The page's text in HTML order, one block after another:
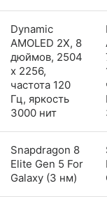
Dynamic
AMOLED 2X, 8
дюймов, 2504
x 2256,
частота 120
Гц, яркость
3000 нит
Snapdragon 8
Elite Gen 5 For
Galaxy (3 нм)